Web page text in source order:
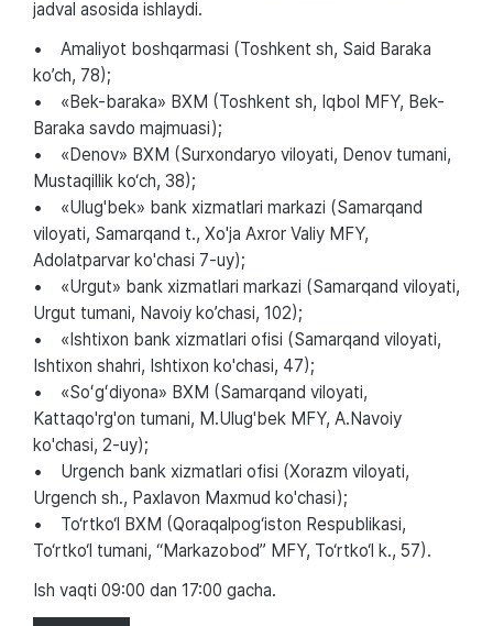
jadval asosida ishlaydi.
• Amaliyot boshqarmasi (Toshkent sh, Said Baraka
ko’ch, 78);
• «Bek-baraka» BXM (Toshkent sh, Iqbol MFY, Bek-
Baraka savdo majmuasi);
• «Denov» BXM (Surxondaryo viloyati, Denov tumani,
Mustaqillik ko‘ch, 38);
• «Ulug'bek» bank xizmatlari markazi (Samarqand
viloyati, Samarqand t., Xo'ja Axror Valiy MFY,
Adolatparvar ko'chasi 7-uy);
• «Urgut» bank xizmatlari markazi (Samarqand viloyati,
Urgut tumani, Navoiy ko’chasi, 102);
• «Ishtixon bank xizmatlari ofisi (Samarqand viloyati,
Ishtixon shahri, Ishtixon ko'chasi, 47);
• «Soʻgʻdiyona» BXM (Samarqand viloyati,
Kattaqo'rg'on tumani, M.Ulug'bek MFY, A.Navoiy
ko'chasi, 2-uy);
• Urgench bank xizmatlari ofisi (Xorazm viloyati,
Urgench sh., Paxlavon Maxmud ko'chasi);
• To‘rtko‘l BXM (Qoraqalpog‘iston Respublikasi,
To‘rtko‘l tumani, “Markazobod” MFY, To‘rtko‘l k., 57).
Ish vaqti 09:00 dan 17:00 gacha.